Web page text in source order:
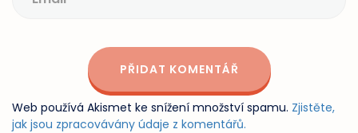
Web používá Akismet ke snížení množství spamu. Zjistěte,
jak jsou zpracovávány údaje z komentářů.